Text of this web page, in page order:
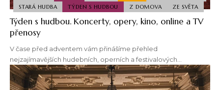
STARÁ HUDBA
TÝDEN S HUDBOU Z DOMOVA ZE SVĚTA
Týden s hudbou. Koncerty, opery, kino, online a TV
přenosy
V čase před adventem vám přinášíme přehled
nejzajímavějších hudebních, operních a festivalových…